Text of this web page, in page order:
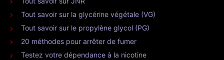
Tout savoir sur la glycérine végétale (VG)
Tout savoir sur le propylène glycol (PG)
20 méthodes pour arrêter de fumer
Testez votre dépendance à la nicotine